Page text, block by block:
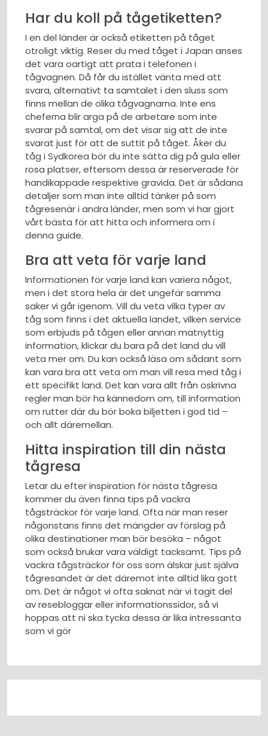
Har du koll på tågetiketten?
I en del länder är också etiketten på tåget
otroligt viktig. Reser du med tåget i Japan anses
det vara oartigt att prata i telefonen i
tågvagnen. Då får du istället vänta med att
svara, alternativt ta samtalet i den sluss som
finns mellan de olika tågvagnarna. Inte ens
cheferna blir arga på de arbetare som inte
svarar på samtal, om det visar sig att de inte
svarat just för att de suttit på tåget. Åker du
tåg i Sydkorea bör du inte sätta dig på gula eller
rosa platser, eftersom dessa är reserverade för
handikappade respektive gravida. Det är sådana
detaljer som man inte alltid tänker på som
tågresenär i andra länder, men som vi har gjort
vårt bästa för att hitta och informera om i
denna guide.
Bra att veta för varje land
Informationen för varje land kan variera något,
men i det stora hela är det ungefär samma
saker vi går igenom. Vill du veta vilka typer av
tåg som finns i det aktuella landet, vilken service
som erbjuds på tågen eller annan matnyttig
information, klickar du bara på det land du vill
veta mer om. Du kan också läsa om sådant som
kan vara bra att veta om man vill resa med tåg i
ett specifikt land. Det kan vara allt från oskrivna
regler man bör ha kännedom om, till information
om rutter där du bör boka biljetten i god tid –
och allt däremellan.
Hitta inspiration till din nästa
tågresa
Letar du efter inspiration för nästa tågresa
kommer du även finna tips på vackra
tågsträckor för varje land. Ofta när man reser
någonstans finns det mängder av förslag på
olika destinationer man bör besöka – något
som också brukar vara väldigt tacksamt. Tips på
vackra tågsträckor för oss som älskar just själva
tågresandet är det däremot inte alltid lika gott
om. Det är något vi ofta saknat när vi tagit del
av resebloggar eller informationssidor, så vi
hoppas att ni ska tycka dessa är lika intressanta
som vi gör